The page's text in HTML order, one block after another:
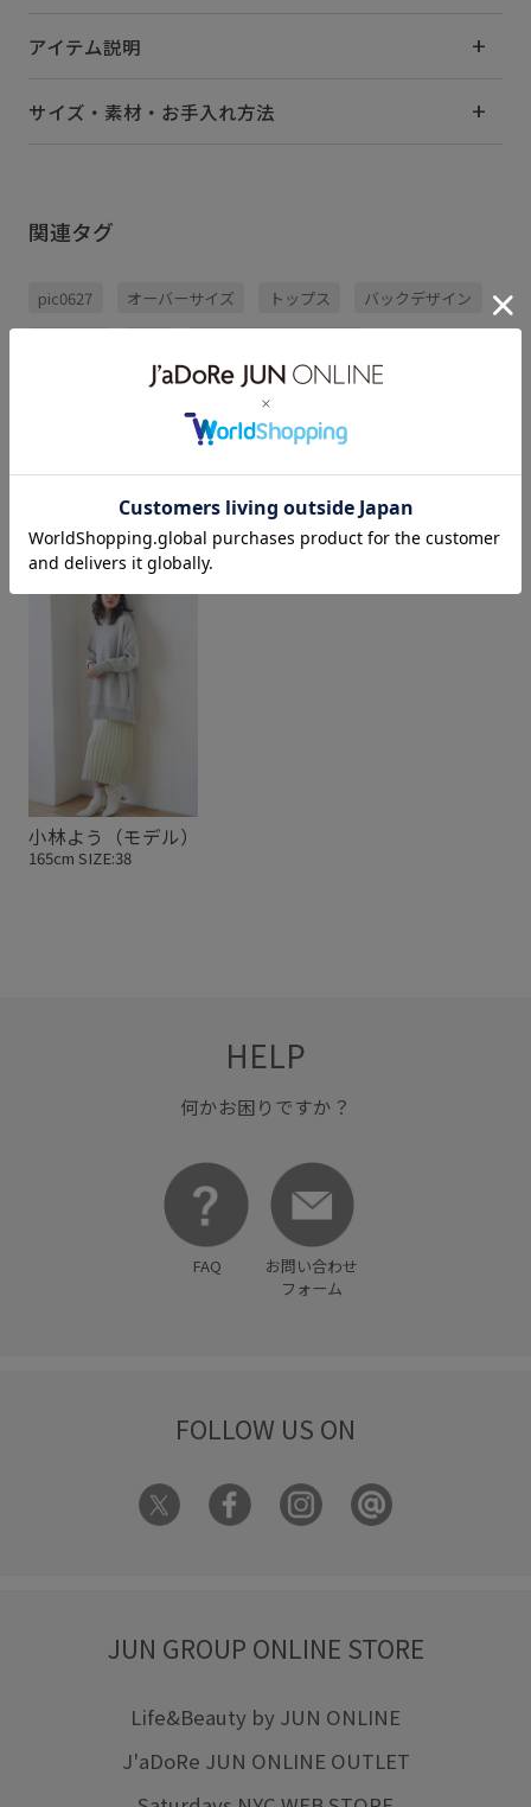
アイテム説明
サイズ・素材・お手入れ方法
関連タグ
pic0627 オーバーサイズ トップス バックデザイン
もっと見る
モデルスタイリング
小林よう（モデル）
165cm SIZE:38
HELP
何かお困りですか？
FAQ
お問い合わせ
フォーム
FOLLOW US ON
JUN GROUP ONLINE STORE
Life&Beauty by JUN ONLINE
J'aDoRe JUN ONLINE OUTLET